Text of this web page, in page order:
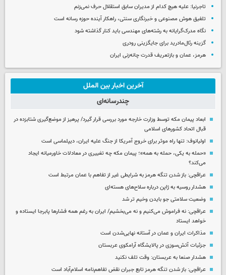
تاجرنیا: علیه هیچ کدام از مدیران سابق استقلال حرف نمی‌زنم
تلفیق هوش مصنوعی و خبرنگاری سنتی، راهکار آینده حوزه رسانه است
نگاه مدرک‌گرایانه به رشته‌های مهندسی باید کنار گذاشته شود
گزینه رئال‌مادرید برای جایگزینی رودری
هرمز، عمان و بازتعریف قدرت چانه‌زنی ایران
آخرین اخبار بین الملل
چندرسانه‌ای
ابعاد پیمان مکه توسط وزارت خارجه مورد بررسی قرار گیرد/ پرهیز از موضع‌گیری شتابزده در
قبال اتحاد کشورهای اسلامی
اولیانوف: تنها راه موثر برای خروج آمریکا از جنگ علیه ایران، دیپلماسی است
«حمله به یکی، حمله به همه»؛ پیمان مکه چه تغییری در معادلات خاورمیانه ایجاد
می‌کند؟
عراقچی: باز شدن تنگه هرمز به شرایطی غیر از تفاهم با عمان مرتبط است
هشدار روسیه به ژاپن درباره سلاح‌های هسته‌ای
وضعیت سلامتی جو بایدن وخیم تر شد
عراقچی: نه فراموش می‌کنیم و نه می‌بخشیم/ ایران به رغم همه فشارها پابرجا ایستاده و
خواهد ایستاد
مذاکرات ایران و عمان در آستانه نهایی‌شدن است
جزئیات آتش‌سوزی در پالایشگاه آرامکوی عربستان
هشدار صنعا به عربستان: وقت تلف نکنید
عراقچی: باز شدن تنگه هرمز تابع جبران نقض تفاهم‌نامه اسلام‌آباد است